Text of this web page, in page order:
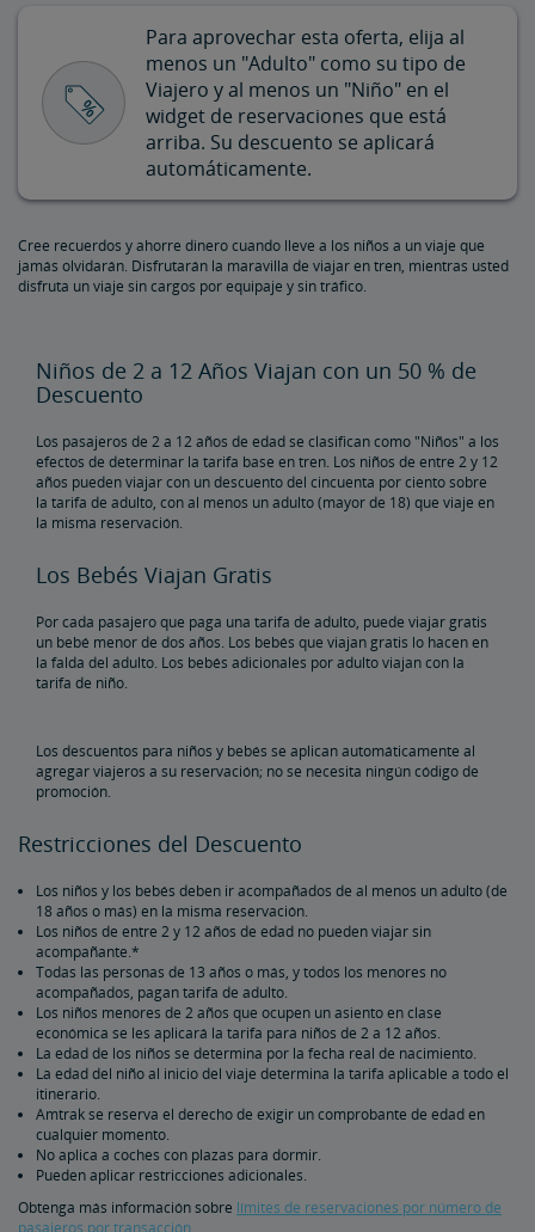
Descuento para Veteranos
Descuento para Clientes con Discapacidades
Descuento para Viajes en Grupo
Descuento por la Membresía de la Asociación de Pasajeros
Ferroviarios
Programa Corporativo
Pase Multi-Viajes
Amtrak RideReserve
Restricciones de Boletos Multi-viajes
California Rail Pass
Amtrak BidUp
Cosas Esenciales para Viajar, Seguro y Más para Viajar, Seguro
Para aprovechar esta oferta, elija al
menos un "Adulto" como su tipo de
Viajero y al menos un "Niño" en el
widget de reservaciones que está
arriba. Su descuento se aplicará
automáticamente.
Cree recuerdos y ahorre dinero cuando lleve a los niños a un viaje que
jamás olvidarán. Disfrutarán la maravilla de viajar en tren, mientras usted
disfruta un viaje sin cargos por equipaje y sin tráfico.
Niños de 2 a 12 Años Viajan con un 50 % de
Descuento
Los pasajeros de 2 a 12 años de edad se clasifican como "Niños" a los
efectos de determinar la tarifa base en tren. Los niños de entre 2 y 12
años pueden viajar con un descuento del cincuenta por ciento sobre
la tarifa de adulto, con al menos un adulto (mayor de 18) que viaje en
la misma reservación.
Los Bebés Viajan Gratis
Por cada pasajero que paga una tarifa de adulto, puede viajar gratis
un bebé menor de dos años. Los bebés que viajan gratis lo hacen en
la falda del adulto. Los bebés adicionales por adulto viajan con la
tarifa de niño.
Los descuentos para niños y bebés se aplican automáticamente al
agregar viajeros a su reservación; no se necesita ningún código de
promoción.
Restricciones del Descuento
Los niños y los bebés deben ir acompañados de al menos un adulto (de
18 años o más) en la misma reservación.
Los niños de entre 2 y 12 años de edad no pueden viajar sin
acompañante.*
Todas las personas de 13 años o más, y todos los menores no
acompañados, pagan tarifa de adulto.
Los niños menores de 2 años que ocupen un asiento en clase
económica se les aplicará la tarifa para niños de 2 a 12 años.
La edad de los niños se determina por la fecha real de nacimiento.
La edad del niño al inicio del viaje determina la tarifa aplicable a todo el
itinerario.
Amtrak se reserva el derecho de exigir un comprobante de edad en
cualquier momento.
No aplica a coches con plazas para dormir.
Pueden aplicar restricciones adicionales.
Obtenga más información sobre límites de reservaciones por número de
pasajeros por transacción.